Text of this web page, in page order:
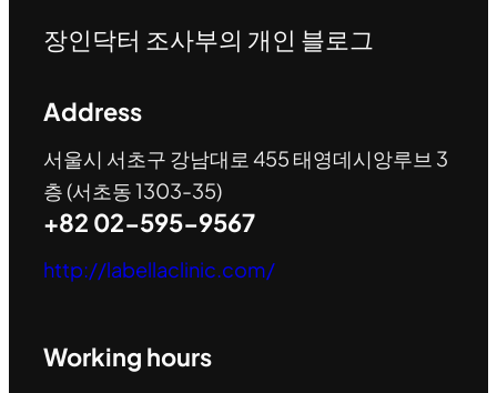
장인닥터 조사부의 개인 블로그
Address
서울시 서초구 강남대로 455 태영데시앙루브 3
층 (서초동 1303-35)
+82 02-595-9567
http://labellaclinic.com/
Working hours